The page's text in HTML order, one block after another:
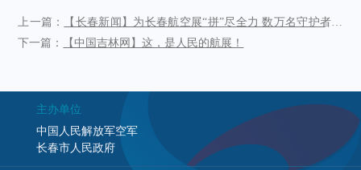
上一篇：
【长春新闻】为长春航空展“拼”尽全力 数万名守护者成
最美风景
下一篇： 【中国吉林网】这，是人民的航展！
主办单位
中国人民解放军空军
长春市人民政府